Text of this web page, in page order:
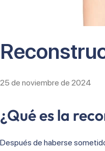
25 de noviembre de 2024
¿Qué es la
Después de haberse